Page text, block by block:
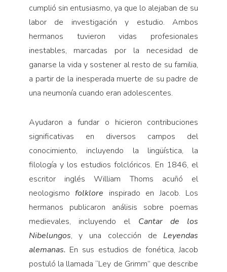
cumplió sin entusiasmo, ya que lo alejaban de su
labor de investigación y estudio. Ambos
hermanos tuvieron vidas profesionales
inestables, marcadas por la necesidad de
ganarse la vida y sostener al resto de su familia,
a partir de la inesperada muerte de su padre de
una neumonía cuando eran adolescentes.
Ayudaron a fundar o hicieron contribuciones
significativas en diversos campos del
conocimiento, incluyendo la lingüística, la
filología y los estudios folclóricos. En 1846, el
escritor inglés William Thoms acuñó el
neologismofolklore inspirado en Jacob. Los
hermanos publicaron análisis sobre poemas
medievales, incluyendo el Cantar de los
Nibelungos, y una colección de Leyendas
alemanas. En sus estudios de fonética, Jacob
postuló la llamada “Ley de Grimm” que describe